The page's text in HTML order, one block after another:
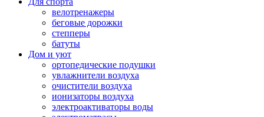
велотренажеры
беговые дорожки
степперы
батуты
Дом и уют
ортопедические подушки
увлажнители воздуха
очистители воздуха
ионизаторы воздуха
электроактиваторы воды